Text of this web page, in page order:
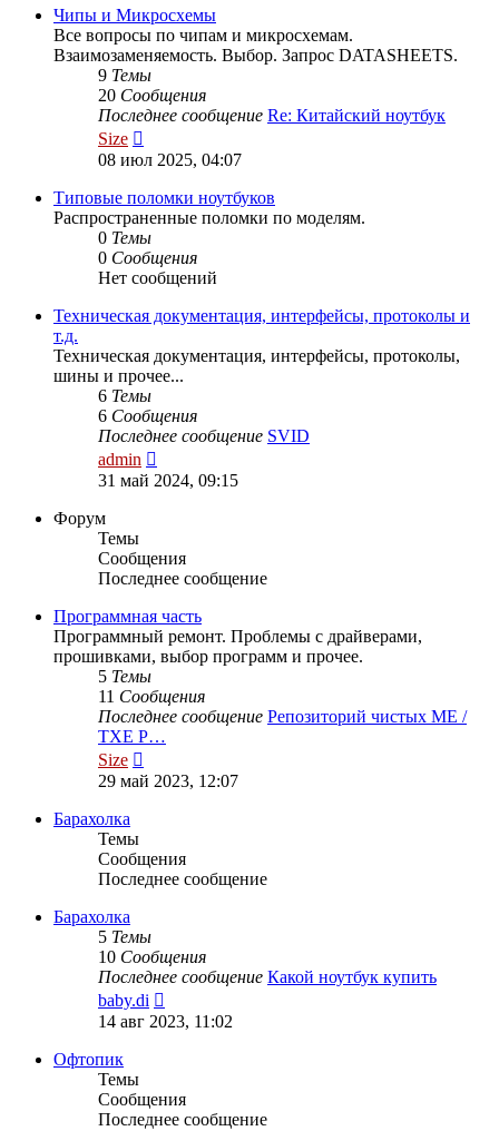
сообщению
Чипы и Микросхемы
Все вопросы по чипам и микросхемам.
Взаимозаменяемость. Выбор. Запрос DATASHEETS.
9 Темы
20 Сообщения
Последнее сообщение Re: Китайский ноутбук
Size
к
сообщению
08 июл 2025, 04:07
Типовые поломки ноутбуков
Распространенные поломки по моделям.
0 Темы
0 Сообщения
Нет сообщений
Техническая документация, интерфейсы, протоколы и
т.д.
Техническая документация, интерфейсы, протоколы,
шины и прочее...
6 Темы
6 Сообщения
Последнее сообщение SVID
admin
к
31 май 2024, 09:15
Форум
Темы
Сообщения
Последнее сообщение
Программная часть
Программный ремонт. Проблемы с драйверами,
прошивками, выбор программ и прочее.
5 Темы
11 Сообщения
Последнее сообщение Репозиторий чистых ME /
TXE Р…
Size
к
29 май 2023, 12:07
Барахолка
Темы
Сообщения
Последнее сообщение
Барахолка
5 Темы
10 Сообщения
Последнее сообщение Какой ноутбук купить
baby.di
к
14 авг 2023, 11:02
Офтопик
Темы
Сообщения
Последнее сообщение